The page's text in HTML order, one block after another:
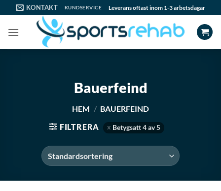
to
content
KONTAKT KUNDSERVICE Leverans oftast inom 1-3 arbetsdagar
Bauerfeind
HEM / BAUERFEIND
FILTRERA
Betygsatt 4 av 5